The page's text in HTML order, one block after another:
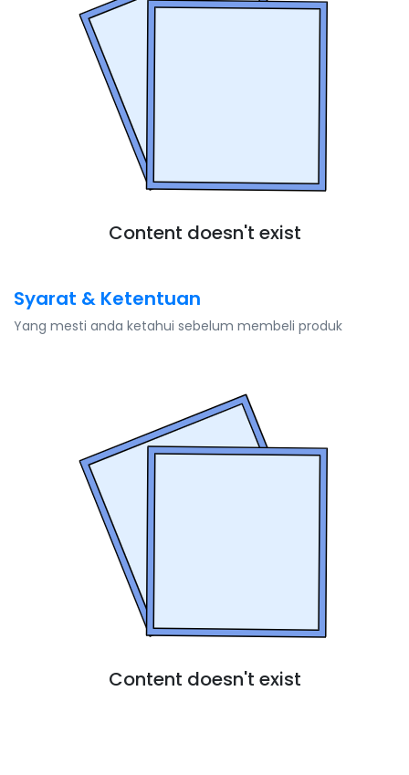
Content doesn't exist
Syarat & Ketentuan
Yang mesti anda ketahui sebelum membeli produk
Content doesn't exist